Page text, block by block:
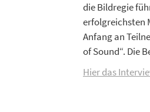
die Bildregie
erfolgreichsten
Anfang an
of Sound“. Die
Hier das